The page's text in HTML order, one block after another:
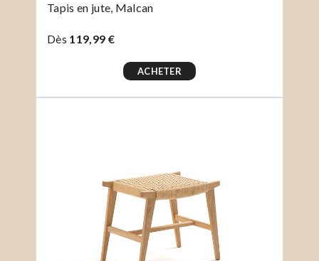
Tapis en jute, Malcan
Dès 119,99 €
ACHETER